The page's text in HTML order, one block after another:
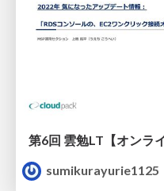
sumikurayurie1125